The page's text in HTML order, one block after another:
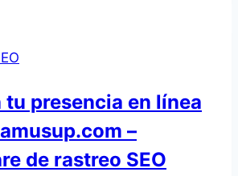
Telegram
tu presencia en línea
–
de rastreo SEO